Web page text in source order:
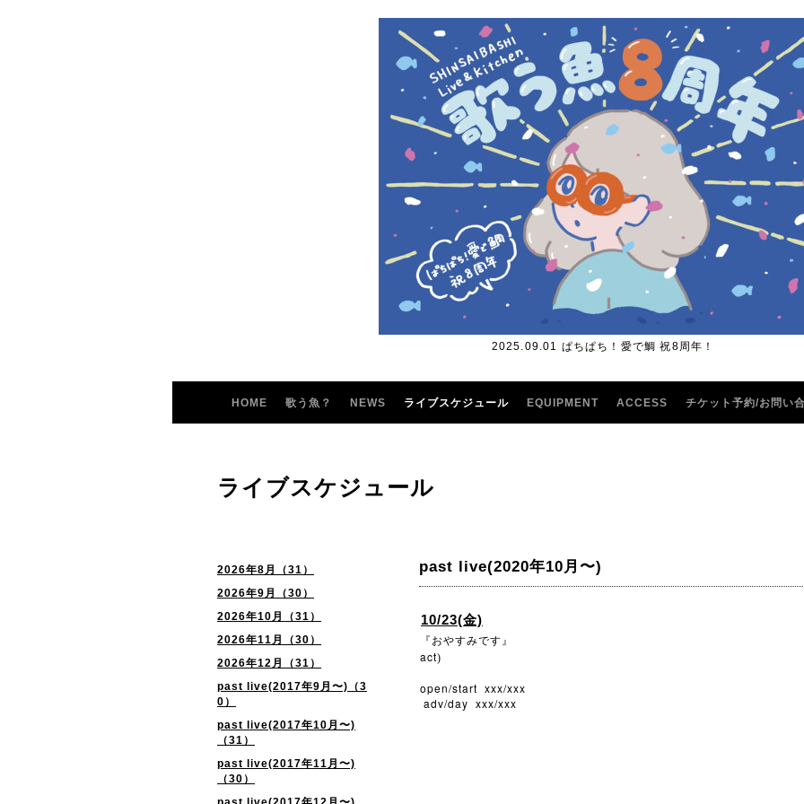
2025.09.01 ぱちぱち！愛で鯛 祝8周年！
HOME 歌う魚？ NEWS ライブスケジュール EQUIPMENT ACCESS チケット予約/お問い
2026年8月（31）
2026年9月（30）
2026年10月（31）
2026年11月（30）
2026年12月（31）
past live(2017年9月〜)（3
0）
past live(2017年10月〜)
（31）
past live(2017年11月〜)
（30）
ライブスケジュール
past live(2020年10月〜)
10/23(金)
『おやすみです』
act)
open/start xxx/xxx
adv/day xxx/xxx